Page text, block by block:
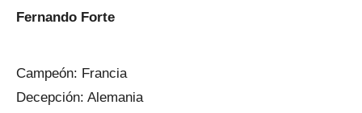
Fernando Forte
Campeón: Francia
Decepción: Alemania